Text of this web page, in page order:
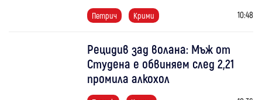
Петрич Крими 10:48
Рецидив зад волана: Мъж от
Студена е обвиняем след 2,21
промила алкохол